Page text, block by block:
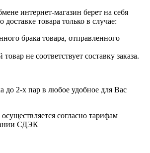
интернет-магазин берет на себя
товара только в случае:
брака товара, отправленного
не соответствует составку заказа.
до 2-х пар в любое удобное для Вас
согласно тарифам
СДЭК